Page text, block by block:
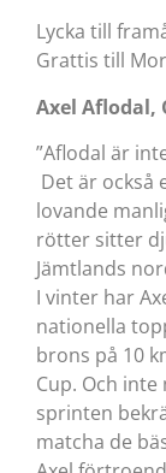
Lycka till
Grattis till
Axel Aflodal,
”Aflodal är
Det är också
lovande
rötter sitter
Jämtlands
I vinter har
nationella
brons på 10
Cup. Och inte
sprinten
matcha de